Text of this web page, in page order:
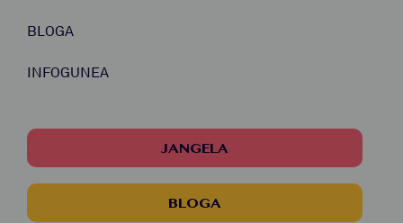
BLOGA
INFOGUNEA
JANGELA
BLOGA